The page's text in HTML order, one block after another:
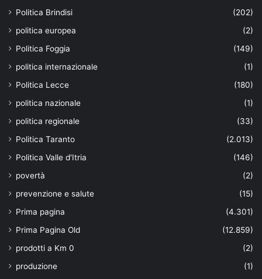
Politica Brindisi
(202)
politica europea
(2)
Politica Foggia
(149)
politica internazionale
(1)
Politica Lecce
(180)
politica nazionale
(1)
politica regionale
(33)
Politica Taranto
(2.013)
Politica Valle d'Itria
(146)
povertà
(2)
prevenzione e salute
(15)
Prima pagina
(4.301)
Prima Pagina Old
(12.859)
prodotti a Km 0
(2)
produzione
(1)